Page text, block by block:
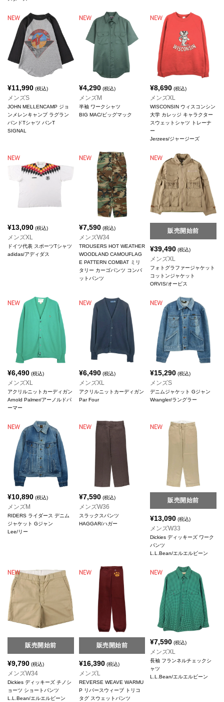
¥11,990 (税込)
メンズS
JOHN MELLENCAMP ジョ
ンメレンキャンプ ラグラン
バンドTシャツ バンT
SIGNAL
¥4,290(税込)
メンズM
半袖 ワークシャツ
BIG MAC/ビッグマック
¥8,690 (税込)
メンズXL
WISCONSIN ウィスコンシン
大学 カレッジ キャラクター
スウェットシャツ トレーナ
ー
Jerzees/ジャージーズ
¥13,090 (税込)
メンズXL
ドイツ代表 スポーツTシャツ
adidas/アディダス
¥7,590(税込)
メンズW34
TROUSERS HOT WEATHER
WOODLAND CAMOUFLAG
E PATTERN COMBAT ミリ
タリー カーゴパンツ コンバ
ットパンツ
販売開始前
¥39,490 (税込)
メンズXL
フォトグラファージャケット
コットンジャケット
ORVIS/オービス
¥6,490 (税込)
メンズXL
アクリルニットカーディガン
Arnold Palmer/アーノルドパ
ーマー
¥6,490(税込)
メンズXL
アクリルニットカーディガン
Par Four
¥15,290 (税込)
メンズS
デニムジャケット Gジャン
Wrangler/ラングラー
¥10,890 (税込)
メンズM
RIDERS ライダース デニム
ジャケット Gジャン
Lee/リー
¥7,590(税込)
メンズW36
スラックスパンツ
HAGGAR/ハガー
販売開始前
¥13,090 (税込)
メンズW33
Dickies ディッキーズ ワーク
パンツ
L.L.Bean/エルエルビーン
販売開始前
¥9,790 (税込)
メンズW34
Dickies ディッキーズ チノシ
ョーツ ショートパンツ
L.L.Bean/エルエルビーン
販売開始前
¥16,390(税込)
メンズL
REVERSE WEAVE WARMU
P リバースウィーブ トリコ
タグ スウェットパンツ
¥7,590 (税込)
メンズXL
長袖 フランネルチェックシ
ャツ
L.L.Bean/エルエルビーン